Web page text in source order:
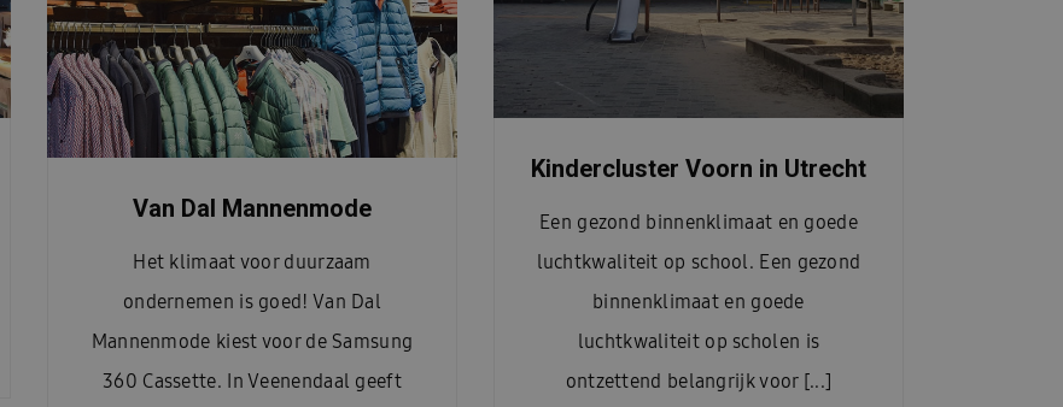
Kindercluster Voorn in Utrecht
Een gezond binnenklimaat en goede
luchtkwaliteit op school. Een gezond
binnenklimaat en goede
luchtkwaliteit op scholen is
ontzettend belangrijk voor [...]
Van Dal Mannenmode
Het klimaat voor duurzaam
ondernemen is goed! Van Dal
Mannenmode kiest voor de Samsung
360 Cassette. In Veenendaal geeft